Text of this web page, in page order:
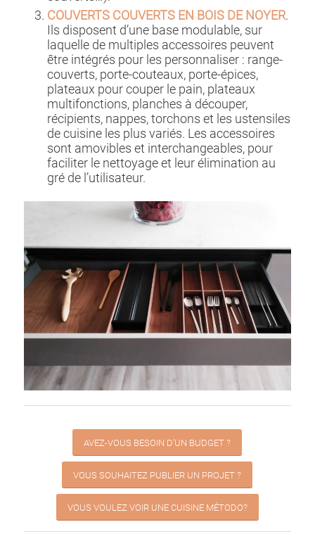
COUVERTS COUVERTS EN BOIS DE NOYER.
Ils disposent d’une base modulable, sur
laquelle de multiples accessoires peuvent
être intégrés pour les personnaliser : range-
couverts, porte-couteaux, porte-épices,
plateaux pour couper le pain, plateaux
multifonctions, planches à découper,
récipients, nappes, torchons et les ustensiles
de cuisine les plus variés. Les accessoires
sont amovibles et interchangeables, pour
faciliter le nettoyage et leur élimination au
gré de l’utilisateur.
AVEZ-VOUS BESOIN D’UN BUDGET ?
VOUS SOUHAITEZ PUBLIER UN PROJET ?
VOUS VOULEZ VOIR UNE CUISINE MÉTODO?